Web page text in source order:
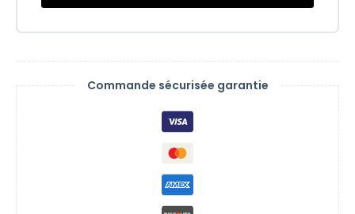
Commande sécurisée garantie